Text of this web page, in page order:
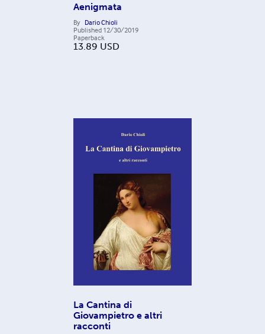
Aenigmata
By Dario Chioli
Published 12/30/2019
Paperback
13.89 USD
La Cantina di
Giovampietro e altri
racconti